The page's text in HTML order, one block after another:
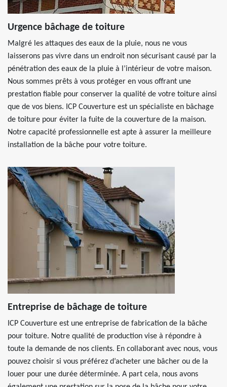
Urgence bâchage de toiture
Malgré les attaques des eaux de la pluie, nous ne vous
laisserons pas vivre dans un endroit non sécurisant causé par la
pénétration des eaux de la pluie à l’intérieur de votre maison.
Nous sommes prêts à vous protéger en vous offrant une
prestation fiable pour conserver la qualité de votre toiture ainsi
que de vos biens. ICP Couverture est un spécialiste en bâchage
de toiture pour éviter la fuite de la couverture de la maison.
Notre capacité professionnelle est apte à assurer la meilleure
installation de la bâche pour votre toiture.
Entreprise de bâchage de toiture
ICP Couverture est une entreprise de fabrication de la bâche
pour toiture. Notre qualité de production vise à répondre à
toute la demande de nos clients. En collaborant avec nous, vous
pouvez choisir si vous préférez d’acheter une bâcher ou de la
louer pour une durée déterminée. A part cela, nous avons